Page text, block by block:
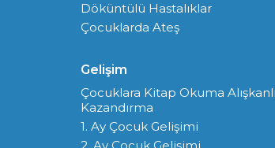
Döküntülü Hastalıklar
Çocuklarda Ateş
Gelişim
Çocuklara Kitap Okuma
Kazandırma
1. Ay Çocuk Gelişimi